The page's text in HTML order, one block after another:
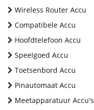
Wireless Router Accu
Compatibele Accu
Hoofdtelefoon Accu
Speelgoed Accu
Toetsenbord Accu
Pinautomaat Accu
Meetapparatuur Accu's